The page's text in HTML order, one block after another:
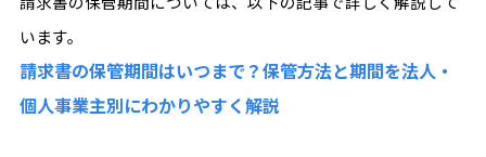
います。
請求書の保管期間はいつまで？保管方法と期間を法人・
個人事業主別にわかりやすく解説